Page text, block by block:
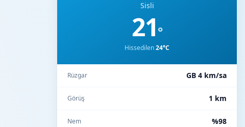
Sisli
21°
Hissedilen24°C
Rüzgar GB 4 km/sa
Görüş 1 km
Nem %98